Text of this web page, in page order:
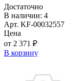
Достаточно
В наличии: 4
Арт. KF-00032557
Цена
от 2 371 ₽
В корзину